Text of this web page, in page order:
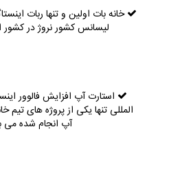
خانه بات اولین و تنها ربات
لیسانس کشور نروژ در کشور
استارت آپ افزایش فالوور
آپ انجام شده می